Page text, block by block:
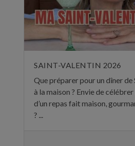
SAINT-VALENTIN 2026
Que préparer pour un dîner de
à la maison ? Envie de
d’un repas fait maison,
? ...